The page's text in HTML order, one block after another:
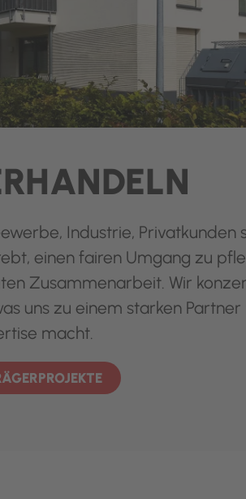
Industrie, Privatkunden
einen fairen Umgang zu
Zusammenarbeit. Wir
uns zu einem starken
macht.